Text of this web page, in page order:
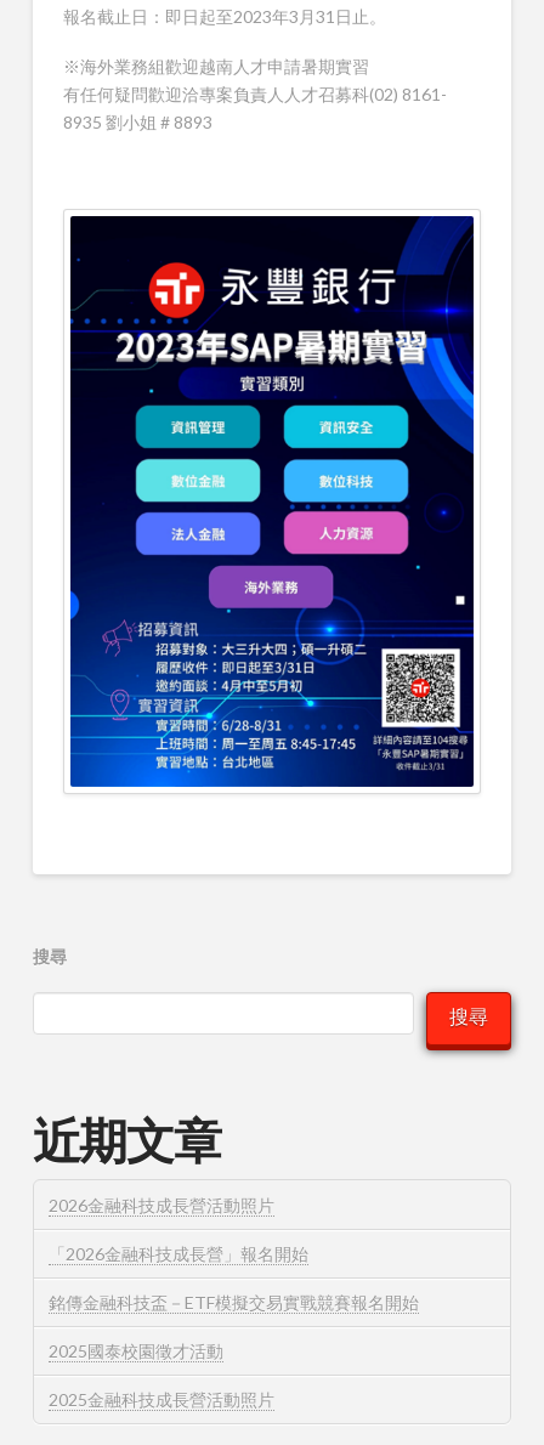
報名截止日：即日起至2023年3月31日止。
※海外業務組歡迎越南人才申請暑期實習
有任何疑問歡迎洽專案負責人人才召募科(02) 8161-
8935 劉小姐 # 8893
搜尋
搜尋
近期文章
2026金融科技成長營活動照片
「2026金融科技成長營」報名開始
銘傳金融科技盃－ETF模擬交易實戰競賽報名開始
2025國泰校園徵才活動
2025金融科技成長營活動照片